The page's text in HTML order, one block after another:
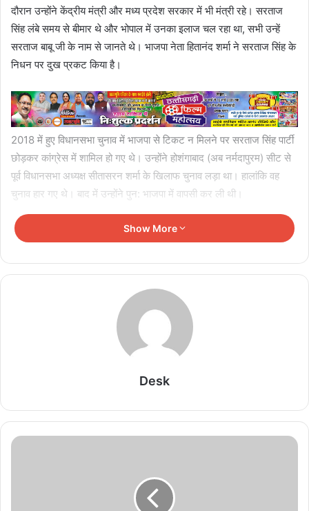
दौरान उन्होंने केंद्रीय मंत्री और मध्य प्रदेश सरकार में भी मंत्री रहे। सरताज
सिंह लंबे समय से बीमार थे और भोपाल में उनका इलाज चल रहा था, सभी उन्हें
सरताज बाबू जी के नाम से जानते थे। भाजपा नेता हितानंद शर्मा ने सरताज सिंह के
निधन पर दुख प्रकट किया है।
2018 में हुए विधानसभा चुनाव में भाजपा से टिकट न मिलने पर सरताज सिंह पार्टी
छोड़कर कांग्रेस में शामिल हो गए थे। उन्होंने होशंगाबाद (अब नर्मदापुरम) सीट से
पूर्व विधानसभा अध्यक्ष सीतासरन शर्मा के खिलाफ चुनाव लड़ा था। हालांकि वह
चुनाव हार गए थे। बाद में उन्होंने पुन: भाजपा में वापसी कर ली थी।
अर्जुन सिंह को चुनाव में दी थी पटखनी
Rajgarh Car Accident: नाले के तेज बहाव में बही कार,
6 की मौत; 2 लापता, 3 लोगों का रेस्क्यू
August 10, 2026
नए एयरपोर्ट बनाने की तैयारी
श्रमिकों की हुंकार 17 अगस्त को गूंजेगी देशभर में, भारतीय
सावन सोमवार पर शिवालयों में गूंजा हर-हर महादेव, महाकाल
Show More
Desk